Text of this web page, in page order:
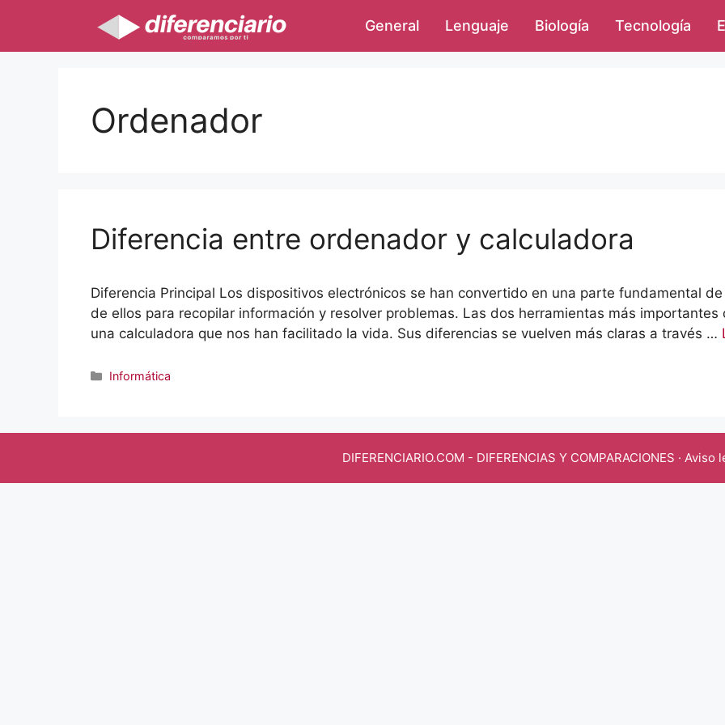
contenido
General Lenguaje Biología Tecnología
Ordenador
Diferencia entre ordenador y calculadora
Diferencia Principal Los dispositivos electrónicos se han convertido en una parte fundamental
de ellos para recopilar información y resolver problemas. Las dos herramientas más
una calculadora que nos han facilitado la vida. Sus diferencias se vuelven más claras a través …
Categorías
Informática
DIFERENCIARIO.COM - DIFERENCIAS Y COMPARACIONES · Aviso